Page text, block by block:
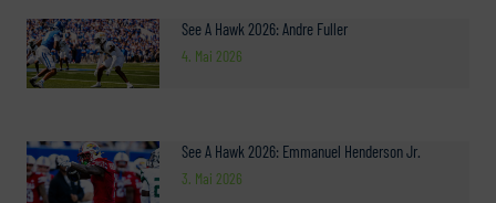
See A Hawk 2026: Andre Fuller
4. Mai 2026
See A Hawk 2026: Emmanuel Henderson Jr.
3. Mai 2026